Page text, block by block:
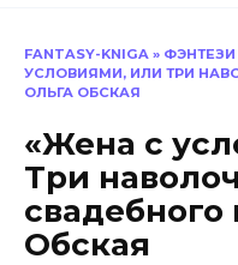
FANTASY-KNIGA » ФЭНТЕЗИ
УСЛОВИЯМИ, ИЛИ ТРИ
ОЛЬГА ОБСКАЯ
«Жена с
Три
свадебного
Обская